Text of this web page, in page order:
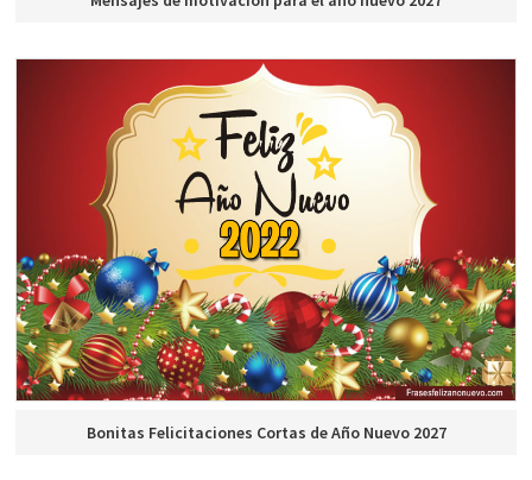
Bonitas Felicitaciones Cortas de Año Nuevo 2027